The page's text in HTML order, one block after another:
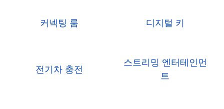
커넥팅 룸 디지털 키
전기차 충전
스트리밍 엔터테인먼
트